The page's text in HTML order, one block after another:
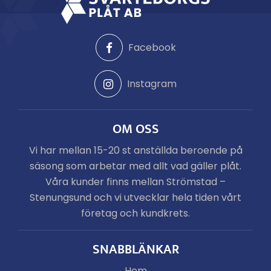
Facebook
Instagram
OM OSS
Vi har mellan 15-20 st anställda beroende på
säsong som arbetar med allt vad gäller plåt.
Våra kunder finns mellan Strömstad –
Stenungsund och vi utvecklar hela tiden vårt
företag och kundkrets.
SNABBLÄNKAR